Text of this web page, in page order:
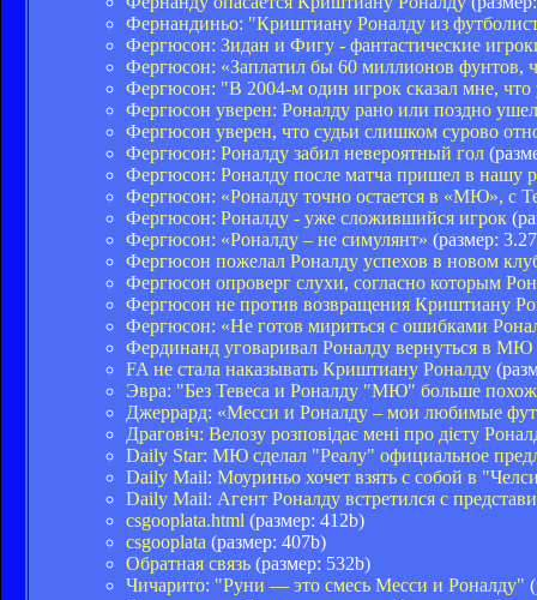
Фернандиньо: "Криштиану Роналду из
Фергюсон: Зидан и Фигу - фантастические
Фергюсон: «Заплатил бы 60 миллионов фунтов,
Фергюсон: "В 2004-м один игрок сказал мне,
Фергюсон уверен: Роналду рано или поздно
Фергюсон уверен, что судьи слишком сурово
Фергюсон: Роналду забил невероятный гол
Фергюсон: Роналду после матча пришел в нашу
Фергюсон: «Роналду точно остается в «МЮ», с
Фергюсон: Роналду - уже сложившийся игрок
Фергюсон: «Роналду – не симулянт» (размер:
Фергюсон пожелал Роналду успехов в новом
Фергюсон опроверг слухи, согласно которым
Фергюсон не против возвращения Криштиану
Фергюсон: «Не готов мириться с ошибками
Фердинанд уговаривал Роналду вернуться в МЮ
FA не стала наказывать Криштиану Роналду
Эвра: "Без Тевеса и Роналду "МЮ" больше
Джеррард: «Месси и Роналду – мои любимые
Драговіч: Велозу розповідає мені про дієту
Daily Star: МЮ сделал "Реалу" официальное
Daily Mail: Моуриньо хочет взять с собой в
Daily Mail: Агент Роналду встретился с
csgooplata.html (размер: 412b)
csgooplata (размер: 407b)
Обратная связь (размер: 532b)
Чичарито: "Руни — это смесь Месси и Роналду"